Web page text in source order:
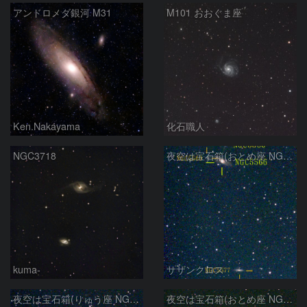
アンドロメダ銀河 M31
Ken.Nakayama
M101 おおぐま座
化石職人
NGC3718
kuma-
夜空は宝石箱(おとめ座 NGC5566) Seestar50
サザンクロス
夜空は宝石箱(りゅう座 NGC6503) Seestar50 夜空は宝石箱(おとめ座 NGC5746) Seestar50